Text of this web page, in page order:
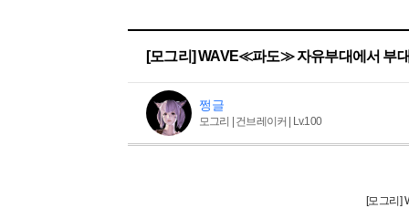
[모그리] WAVE≪파도≫ 자유부대에서 부
쩡글
모그리 | 건브레이커 | Lv.100
[모그리]